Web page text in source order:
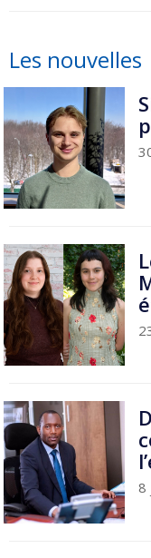
Les nouvelles
8